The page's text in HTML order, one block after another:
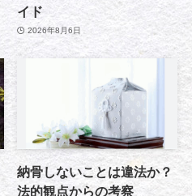
イド
2026年8月6日
納骨しないことは違法か？
法的観点からの考察